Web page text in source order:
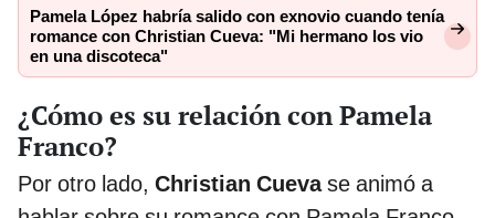
Pamela López habría salido con exnovio cuando tenía
romance con Christian Cueva: "Mi hermano los vio
en una discoteca"
¿Cómo es su relación con Pamela
Franco?
Por otro lado, Christian Cuevase animó a